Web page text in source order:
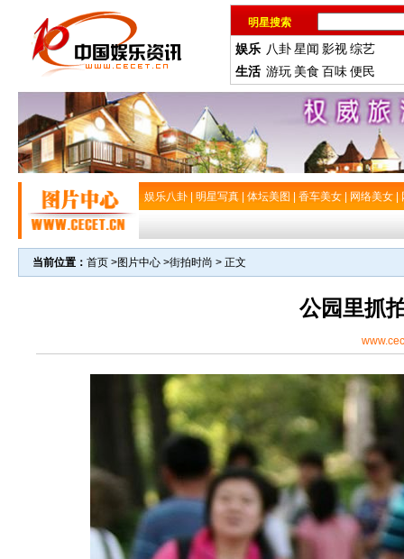
明星搜索
娱乐 八卦星闻 影视综艺
生活 游玩 美食 百味便民
娱乐八卦 明星写真 体坛美图 香车美女 网络美女
当前位置： 首页 >图片中心 >街拍时尚 > 正文
公园里抓